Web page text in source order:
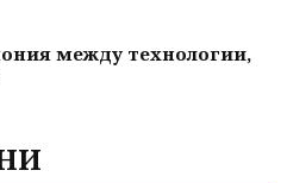
между технологии,